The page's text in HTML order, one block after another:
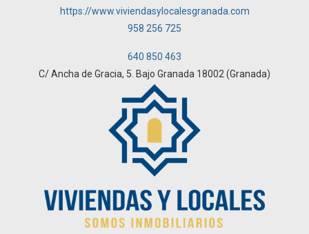
https://www.viviendasylocalesgranada.com
958 256 725
640 850 463
C/ Ancha de Gracia, 5. Bajo Granada 18002 (Granada)